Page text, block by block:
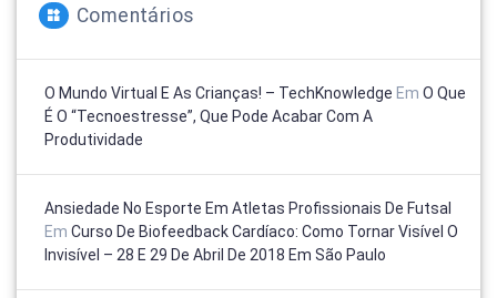
Comentários
O Mundo Virtual E As Crianças! – TechKnowledge Em O Que
É O “tecnoestresse”, Que Pode Acabar Com A
Produtividade
Ansiedade No Esporte Em Atletas Profissionais De Futsal
Em Curso De Biofeedback Cardíaco: Como Tornar Visível O
Invisível – 28 E 29 De Abril De 2018 Em São Paulo